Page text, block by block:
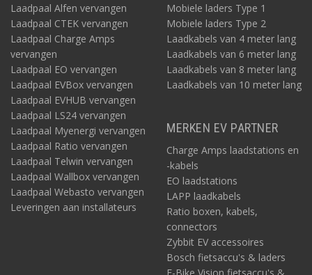
Laadpaal Alfen vervangen
Laadpaal CTEK vervangen
Laadpaal Charge Amps
vervangen
Laadpaal EO vervangen
Laadpaal EVBox vervangen
Laadpaal EVHUB vervangen
Laadpaal LS24 vervangen
Laadpaal Myenergi vervangen
Laadpaal Ratio vervangen
Laadpaal Telwin vervangen
Laadpaal Wallbox vervangen
Laadpaal Webasto vervangen
Leveringen aan installateurs
Mobiele laders Type 1
Mobiele laders Type 2
Laadkabels van 4 meter lang
Laadkabels van 6 meter lang
Laadkabels van 8 meter lang
Laadkabels van 10 meter lang
MERKEN EV PARTNER
Charge Amps laadstations en
-kabels
EO laadstations
LAPP laadkabels
Ratio boxen, kabels,
connectors
Zybbit EV accessoires
Bosch fietsaccu's & laders